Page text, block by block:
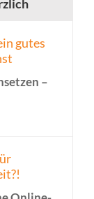
gutes
–